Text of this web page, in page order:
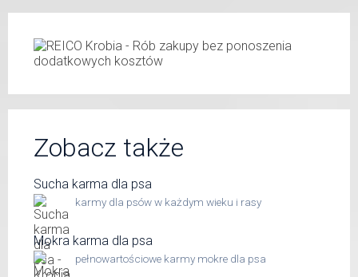
Zobacz także
Sucha karma dla psa
karmy dla psów w każdym wieku i rasy
Mokra karma dla psa
pełnowartościowe karmy mokre dla psa